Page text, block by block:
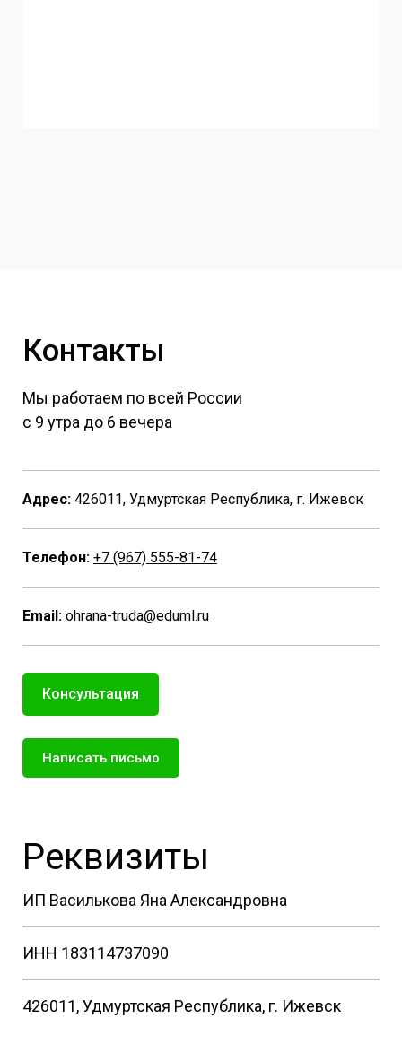
Контакты
Мы работаем по всей России
с 9 утра до 6 вечера
Адрес: 426011, Удмуртская Республика, г. Ижевск
Телефон: +7 (967) 555-81-74
Email: ohrana-truda@eduml.ru
Консультация
Написать письмо
Реквизиты
ИП Василькова Яна Александровна
ИНН 183114737090
426011, Удмуртская Республика, г. Ижевск